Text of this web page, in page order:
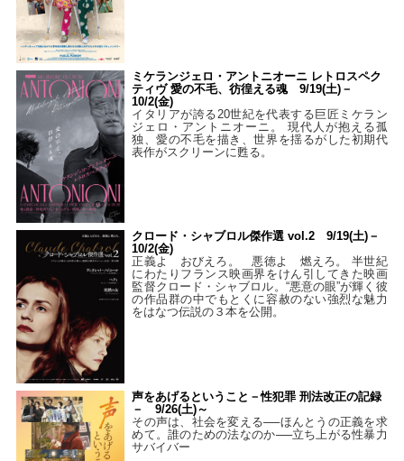
ミケランジェロ・アントニオーニ レトロスペク
ティヴ 愛の不毛、彷徨える魂 9/19(土)－
10/2(金)
イタリアが誇る20世紀を代表する巨匠ミケラン
ジェロ・アントニオーニ。 現代人が抱える孤
独、愛の不毛を描き、世界を揺るがした初期代
表作がスクリーンに甦る。
クロード・シャブロル傑作選 vol.2 9/19(土)－
10/2(金)
正義よ おびえろ。 悪徳よ 燃えろ。 半世紀
にわたりフランス映画界をけん引してきた映画
監督クロード・シャブロル。“悪意の眼”が輝く彼
の作品群の中でもとくに容赦のない強烈な魅力
をはなつ伝説の３本を公開。
声をあげるということ－性犯罪 刑法改正の記録
－ 9/26(土)～
その声は、社会を変える──ほんとうの正義を求
めて。誰のための法なのか──立ち上がる性暴力
サバイバー